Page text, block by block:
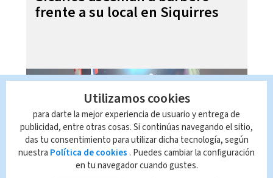
frente a su local en Siquirres
Utilizamos cookies
para darte la mejor experiencia de usuario y entrega de
publicidad, entre otras cosas. Si continúas navegando el sitio,
das tu consentimiento para utilizar dicha tecnología, según
nuestra Política de cookies . Puedes cambiar la configuración
en tu navegador cuando gustes.